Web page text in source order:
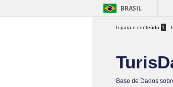
BRASIL
Ir para o conteúdo 1
Base de Dados